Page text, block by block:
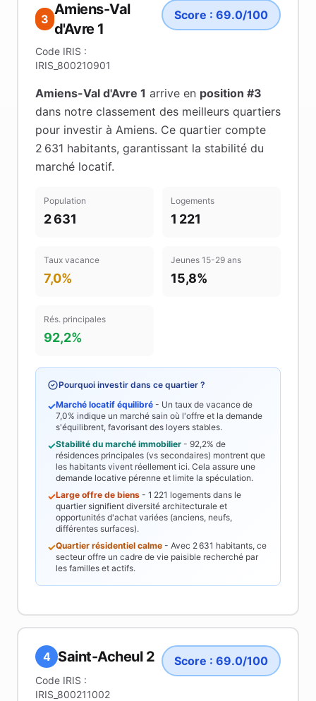
3
Amiens-Val
d'Avre 1
Code IRIS :
IRIS_800210901
Score : 69.0/100
Amiens-Val d'Avre 1 arrive en position #3
dans notre classement des meilleurs quartiers
pour investir à Amiens. Ce quartier compte
2 631 habitants, garantissant la stabilité du
marché locatif.
Population
2 631
Logements
1 221
Taux vacance
7,0%
Jeunes 15-29 ans
15,8%
Rés. principales
92,2%
Pourquoi investir dans ce quartier ?
✓Marché locatif équilibré - Un taux de vacance de
7,0% indique un marché sain où l'offre et la demande
s'équilibrent, favorisant des loyers stables.
✓Stabilité du marché immobilier - 92,2% de
résidences principales (vs secondaires) montrent que
les habitants vivent réellement ici. Cela assure une
demande locative pérenne et limite la spéculation.
✓Large offre de biens - 1 221 logements dans le
quartier signifient diversité architecturale et
opportunités d'achat variées (anciens, neufs,
différentes surfaces).
✓Quartier résidentiel calme - Avec 2 631 habitants, ce
secteur offre un cadre de vie paisible recherché par
les familles et actifs.
4 Saint-Acheul 2
Code IRIS :
IRIS_800211002
Score : 69.0/100